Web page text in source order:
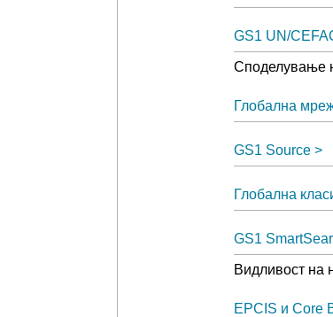
GS1 UN/
Споделување
Глобална
GS1 Source
Глобална
GS1
Видливост на
EPCIS и Core